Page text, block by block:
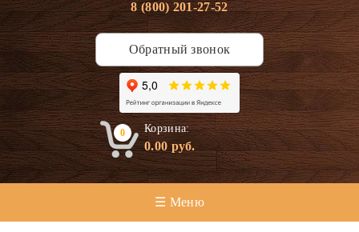
8 (800) 201-27-52
Обратный звонок
0 Корзина:
0.00руб.
☰ Меню